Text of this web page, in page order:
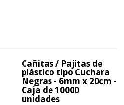
Cañitas / Pajitas de
plástico tipo Cuchara
Negras - 6mm x 20cm -
Caja de 10000
unidades